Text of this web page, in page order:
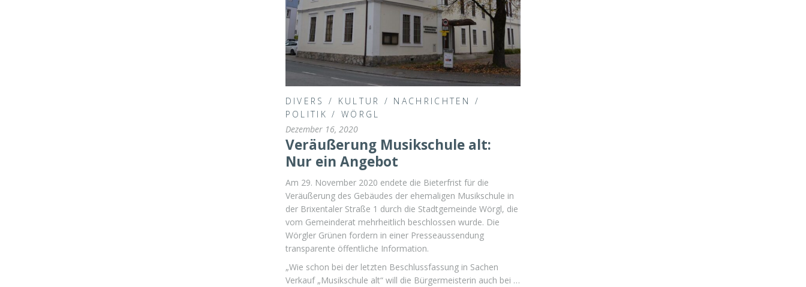
DIVERS / KULTUR / NACHRICHTEN
/
POLITIK / WÖRGL
Dezember 16, 2020
Veräußerung Musikschule alt:
Nur ein Angebot
Am 29. November 2020 endete die Bieterfrist für die
Veräußerung des Gebäudes der ehemaligen Musikschule in
der Brixentaler Straße 1 durch die Stadtgemeinde Wörgl, die
vom Gemeinderat mehrheitlich beschlossen wurde. Die
Wörgler Grünen fordern in einer Presseaussendung
transparente öffentliche Information.
„Wie schon bei der letzten Beschlussfassung in Sachen
Verkauf „Musikschule alt“ will die Bürgermeisterin auch bei …